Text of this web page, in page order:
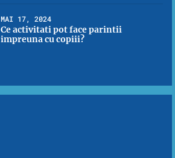
MAI 17, 2024
Ce activitati pot face parintii
impreuna cu copiii?